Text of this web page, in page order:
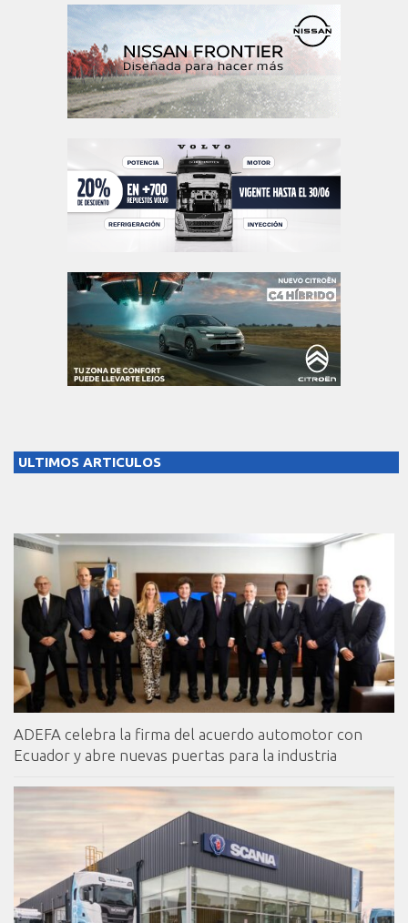
ULTIMOS ARTICULOS
ADEFA celebra la firma del acuerdo automotor con
Ecuador y abre nuevas puertas para la industria